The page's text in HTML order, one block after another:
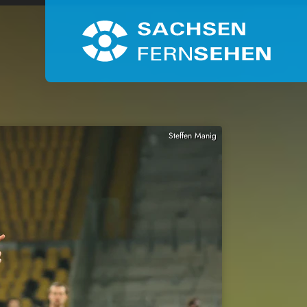
Steffen Manig